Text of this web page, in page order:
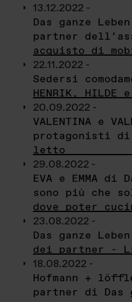
13.12.2022 -
Das ganze
partner
acquisto di
22.11.2022 -
Sedersi
HENRIK, HILDE e
20.09.2022 -
VALENTINA e
protagonisti di
letto
29.08.2022 -
EVA e EMMA di
sono più che
dove poter
23.08.2022 -
Das ganze
dei partner -
18.08.2022 -
Hofmann +
partner di Das